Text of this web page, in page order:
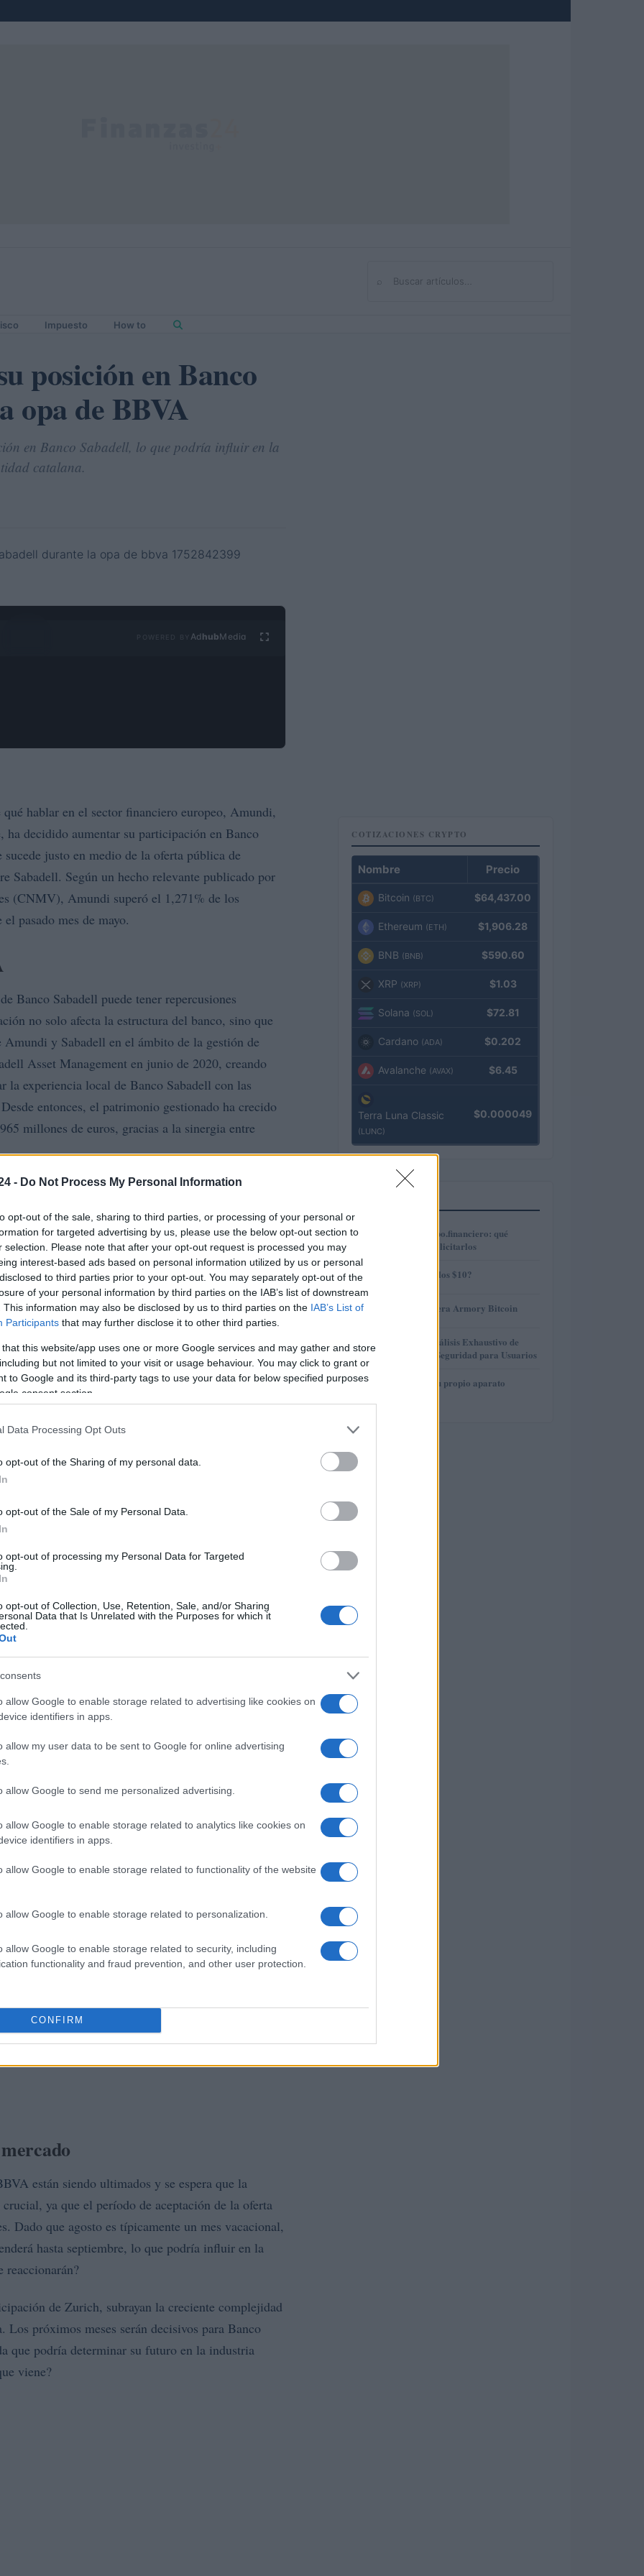
- Do Not Process My Personal Information
opt-out of the sale, sharing to third parties, or processing of your personal or
for targeted advertising by us, please use the below opt-out section to
selection. Please note that after your opt-out request is processed you may
interest-based ads based on personal information utilized by us or personal
to third parties prior to your opt-out. You may separately opt-out of the
of your personal information by third parties on the IAB’s list of downstream
This information may also be disclosed by us to third parties on the IAB’s List of
Participants that may further disclose it to other third parties.
that this website/app uses one or more Google services and may gather and store
but not limited to your visit or usage behaviour. You may click to grant or
to Google and its third-party tags to use your data for below specified purposes
consent section.
Data Processing Opt Outs
opt-out of the Sharing of my personal data.
opt-out of the Sale of my Personal Data.
opt-out of processing my Personal Data for Targeted
opt-out of Collection, Use, Retention, Sale, and/or Sharing
Data that Is Unrelated with the Purposes for which it
allow Google to enable storage related to advertising like cookies on
identifiers in apps.
allow my user data to be sent to Google for online advertising
allow Google to send me personalized advertising.
allow Google to enable storage related to analytics like cookies on
identifiers in apps.
allow Google to enable storage related to functionality of the website
allow Google to enable storage related to personalization.
allow Google to enable storage related to security, including
functionality and fraud prevention, and other user protection.
CONFIRM
Buscar
Impuesto How to
posición en Banco
opa de BBVA
en Banco Sabadell, lo que podría influir en la
catalana.
Ad hubMedia
hablar en el sector financiero europeo, Amundi,
decidido aumentar su participación en Banco
justo en medio de la oferta pública de
Sabadell. Según un hecho relevante publicado por
(CNMV), Amundi superó el 1,271% de los
pasado mes de mayo.
Banco Sabadell puede tener repercusiones
no solo afecta la estructura del banco, sino que
y Sabadell en el ámbito de la gestión de
Asset Management en junio de 2020, creando
la experiencia local de Banco Sabadell con las
entonces, el patrimonio gestionado ha crecido
millones de euros, gracias a la sinergia entre
Amundi podría interpretarse como un movimiento
creen que la gestora podría estar buscando
de poder en la votación que se llevará a cabo en las
lo que eso podría significar para la fusión?
de Zurich, que también ha tomado acciones
una participación que supera el 4,5% del banco,
tipo de movimientos estratégicos en el capital
las alianzas y participaciones cruzadas se convierten
y votos en decisiones cruciales.
en este proceso. Según informes de la CNMV,
del capital social de Banco Sabadell, lo que les
avecina. La presión sobre BBVA para cerrar su
de la junta de accionistas programada para el 6
también el reparto de un dividendo de 2.500
TSB.
están siendo ultimados y se espera que la
ya que el período de aceptación de la oferta
Dado que agosto es típicamente un mes vacacional,
hasta septiembre, lo que podría influir en la
reaccionarán?
de Zurich, subrayan la creciente complejidad
próximos meses serán decisivos para Banco
que podría determinar su futuro en la industria
viene?
COTIZACIONES CRYPTO
Nombre Precio
Bitcoin (BTC) $64,437.00
Ethereum (ETH) $1,906.28
BNB (BNB) $590.60
XRP (XRP) $1.03
Solana (SOL) $72.81
Cardano (ADA) $0.202
Avalanche (AVAX) $6.45
Terra Luna Classic
(LUNC)
$0.000049
1
Préstamos en Kubo.financiero: qué
ofrecen y cómo solicitarlos
2 ¿AMP alcanzará los $10?
3 Revisión de billetera Armory Bitcoin
4
Gana Crédito: Análisis Exhaustivo de
Funcionalidad y Seguridad para Usuarios
5 Cómo construir tu propio aparato